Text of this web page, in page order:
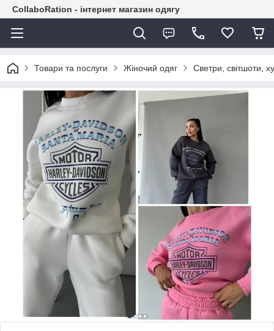
CollaboRation - інтернет магазин одягу
Товари та послуги Жіночий одяг Светри, світшоти,